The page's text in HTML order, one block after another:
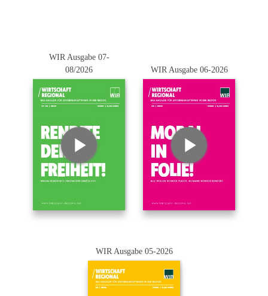
WIR Ausgabe 07-
08/2026
WIR Ausgabe 06-2026
WIR Ausgabe 05-2026